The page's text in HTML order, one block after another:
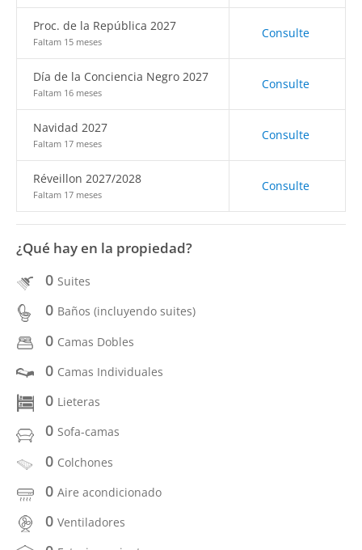
Proc. de la República 2027
Faltam 15 meses
Consulte
Día de la Conciencia Negro 2027
Faltam 16 meses
Consulte
Navidad 2027
Faltam 17 meses
Consulte
Réveillon 2027/2028
Faltam 17 meses
Consulte
¿Qué hay en la propiedad?
0 Suites
0 Baños (incluyendo suites)
0 Camas Dobles
0 Camas Individuales
0 Lieteras
0 Sofa-camas
0 Colchones
0 Aire acondicionado
0 Ventiladores